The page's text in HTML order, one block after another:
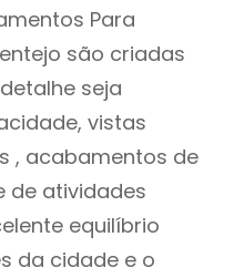
Para
são criadas
seja
vistas
, acabamentos de
de atividades
equilíbrio
da cidade e o